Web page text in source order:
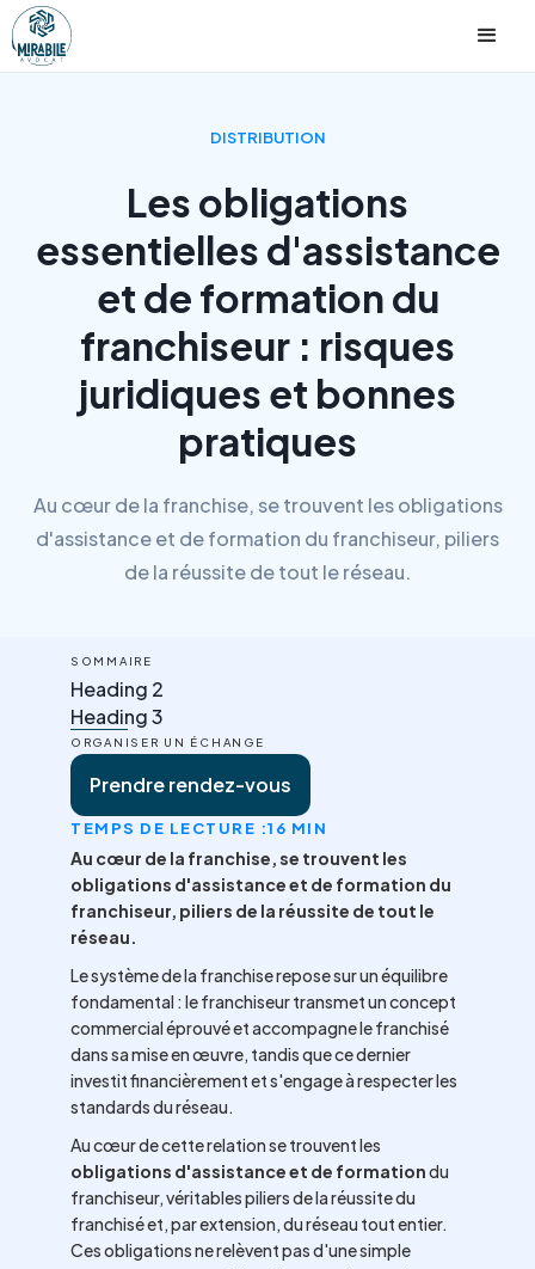
DISTRIBUTION
Les obligations
essentielles d'assistance
et de formation du
franchiseur : risques
juridiques et bonnes
pratiques
Au cœur de la franchise, se trouvent les obligations
d'assistance et de formation du franchiseur, piliers
de la réussite de tout le réseau.
SOMMAIRE
Heading 2
Heading 3
ORGANISER UN ÉCHANGE
Prendre rendez-vous
TEMPS DE LECTURE :16 MIN
Au cœur de la franchise, se trouvent les
obligations d'assistance et de formation du
franchiseur, piliers de la réussite de tout le
réseau.
Le système de la franchise repose sur un équilibre
fondamental : le franchiseur transmet un concept
commercial éprouvé et accompagne le franchisé
dans sa mise en œuvre, tandis que ce dernier
investit financièrement et s'engage à respecter les
standards du réseau.
Au cœur de cette relation se trouvent les
obligations d'assistance et de formationdu
franchiseur, véritables piliers de la réussite du
franchisé et, par extension, du réseau tout entier.
Ces obligations ne relèvent pas d'une simple